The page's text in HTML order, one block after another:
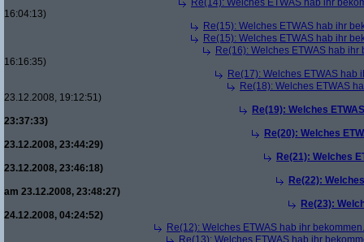
Re(14): Welches ETWAS hab ihr
16:04:13)
Re(15): Welches ETWAS hab ihr
Re(15): Welches ETWAS hab ihr
Re(16): Welches ETWAS hab ihr
16:16:35)
Re(17): Welches ETWAS hab
Re(18): Welches ETWAS
23.12.2008, 19:12:51)
Re(19): Welches
23:37:33)
Re(20): Welches
23.12.2008, 23:44:29)
Re(21): Welches
23.12.2008, 23:46:18)
Re(22):
am 23.12.2008, 23:48:27)
Re(23):
24.12.2008, 04:24:52)
Re(12): Welches ETWAS hab ihr
Re(13): Welches ETWAS hab ihr